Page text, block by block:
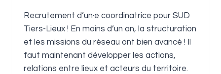
Recrutement d’un·e coordinatrice pour SUD
Tiers-Lieux ! En moins d’un an, la structuration
et les missions du réseau ont bien avancé ! Il
faut maintenant développer les actions,
relations entre lieux et acteurs du territoire.